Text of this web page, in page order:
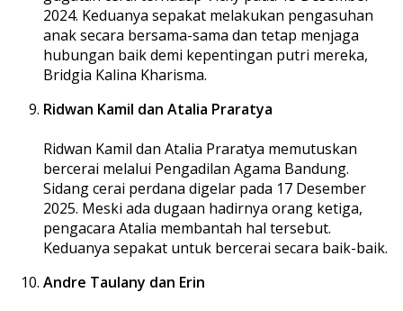
2024. Keduanya sepakat melakukan pengasuhan
anak secara bersama-sama dan tetap menjaga
hubungan baik demi kepentingan putri mereka,
Bridgia Kalina Kharisma.
Ridwan Kamil dan Atalia Praratya
Ridwan Kamil dan Atalia Praratya memutuskan
bercerai melalui Pengadilan Agama Bandung.
Sidang cerai perdana digelar pada 17 Desember
2025. Meski ada dugaan hadirnya orang ketiga,
pengacara Atalia membantah hal tersebut.
Keduanya sepakat untuk bercerai secara baik-baik.
Andre Taulany dan Erin